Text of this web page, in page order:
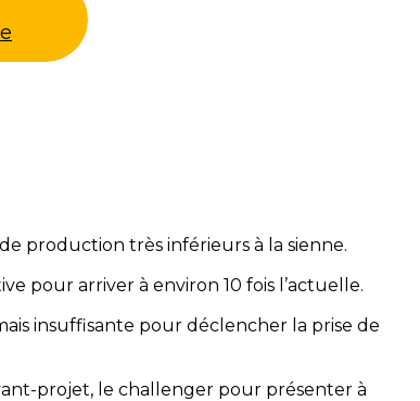
production très inférieurs à la sienne.
pour arriver à environ 10 fois l’actuelle.
insuffisante pour déclencher la prise de
projet, le challenger pour présenter à